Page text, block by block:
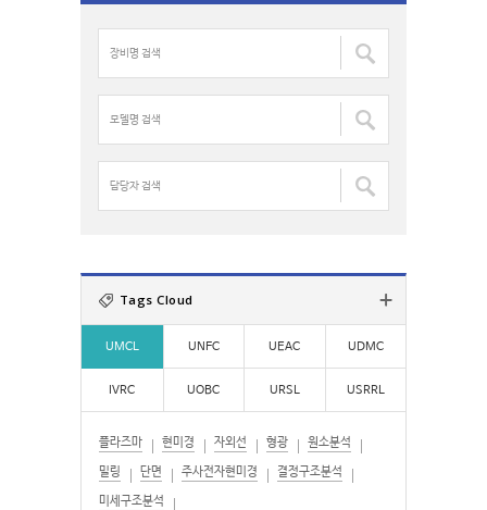
명
색
:
델
명
:자
:
Tags Cloud
UMCL UNFC UEAC UDMC
IVRC UOBC URSL USRRL
플라즈마 현미경 자외선 형광 원소분석
밀링 단면 주사전자현미경 결정구조분석
미세구조분석